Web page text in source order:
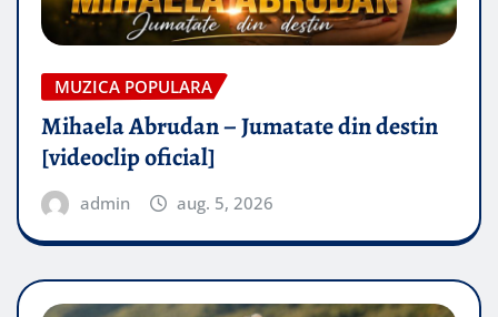
MUZICA POPULARA
Mihaela Abrudan – Jumatate din destin
[videoclip oficial]
admin aug. 5, 2026